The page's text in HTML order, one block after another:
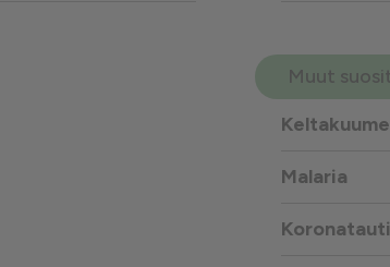
Muut
Keltakuume
Malaria
Koronatauti